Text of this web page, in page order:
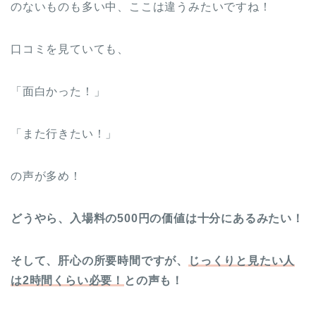
のないものも多い中、ここは違うみたいですね！
口コミを見ていても、
「面白かった！」
「また行きたい！」
の声が多め！
どうやら、入場料の500円の価値は十分にあるみたい！
そして、肝心の所要時間ですが、
じっくりと見たい人
は2時間くらい必要！ との声も！